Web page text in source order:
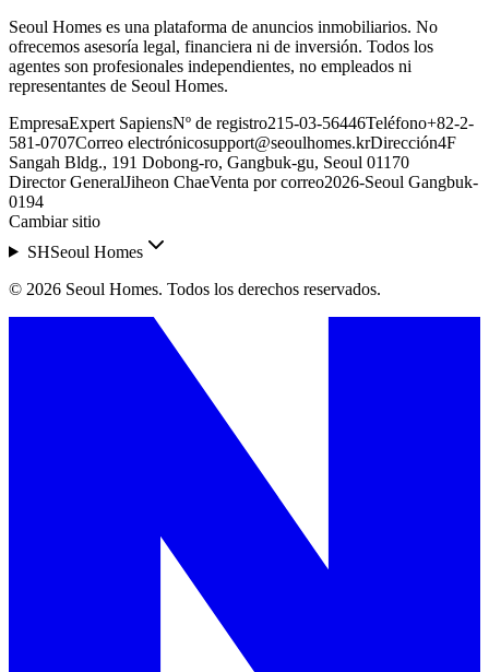
Seoul Homes es una plataforma de anuncios inmobiliarios. No
ofrecemos asesoría legal, financiera ni de inversión. Todos los
agentes son profesionales independientes, no empleados ni
representantes de Seoul Homes.
EmpresaExpert SapiensNº de registro215-03-56446Teléfono+82-2-
581-0707Correo electrónicosupport@seoulhomes.krDirección4F
Sangah Bldg., 191 Dobong-ro, Gangbuk-gu, Seoul 01170
Director GeneralJiheon ChaeVenta por correo2026-Seoul Gangbuk-
0194
Cambiar sitio
SHSeoul Homes
© 2026 Seoul Homes. Todos los derechos reservados.